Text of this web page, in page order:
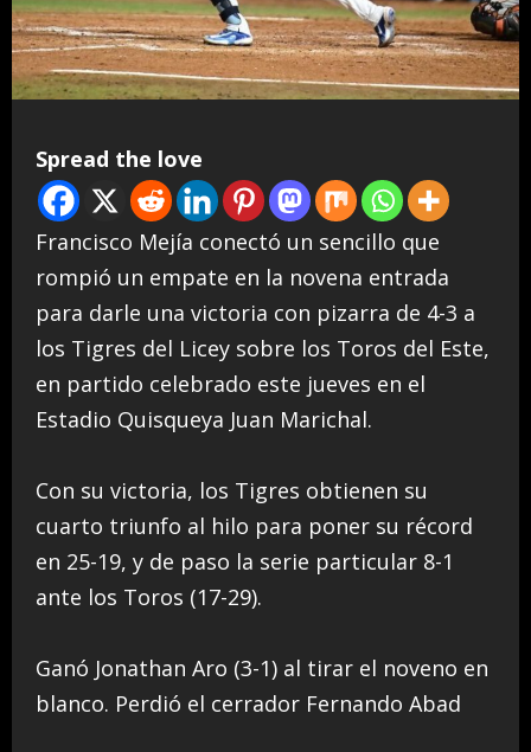
Spread the love
Francisco Mejía conectó un sencillo que
rompió un empate en la novena entrada
para darle una victoria con pizarra de 4-3 a
los Tigres del Licey sobre los Toros del Este,
en partido celebrado este jueves en el
Estadio Quisqueya Juan Marichal.
Con su victoria, los Tigres obtienen su
cuarto triunfo al hilo para poner su récord
en 25-19, y de paso la serie particular 8-1
ante los Toros (17-29).
Ganó Jonathan Aro (3-1) al tirar el noveno en
blanco. Perdió el cerrador Fernando Abad